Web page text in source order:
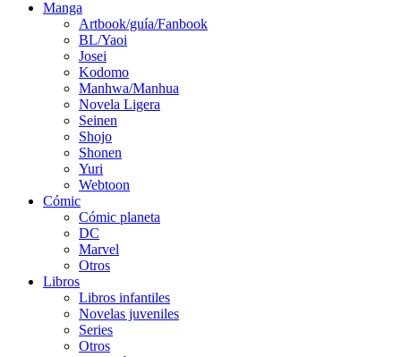
Manga
Artbook/guía/Fanbook
BL/Yaoi
Josei
Kodomo
Manhwa/Manhua
Novela Ligera
Seinen
Shojo
Shonen
Yuri
Webtoon
Cómic
Cómic planeta
DC
Marvel
Otros
Libros
Libros infantiles
Novelas juveniles
Series
Otros